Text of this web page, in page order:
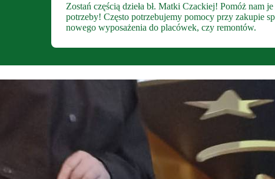
Zostań częścią dzieła bł. Matki Czackiej! Pomóż nam
potrzeby! Często potrzebujemy pomocy przy zakupie
nowego wyposażenia do placówek, czy remontów.